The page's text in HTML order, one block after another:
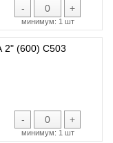
- +
минимум: 1 шт
(600) С503
- +
минимум: 1 шт